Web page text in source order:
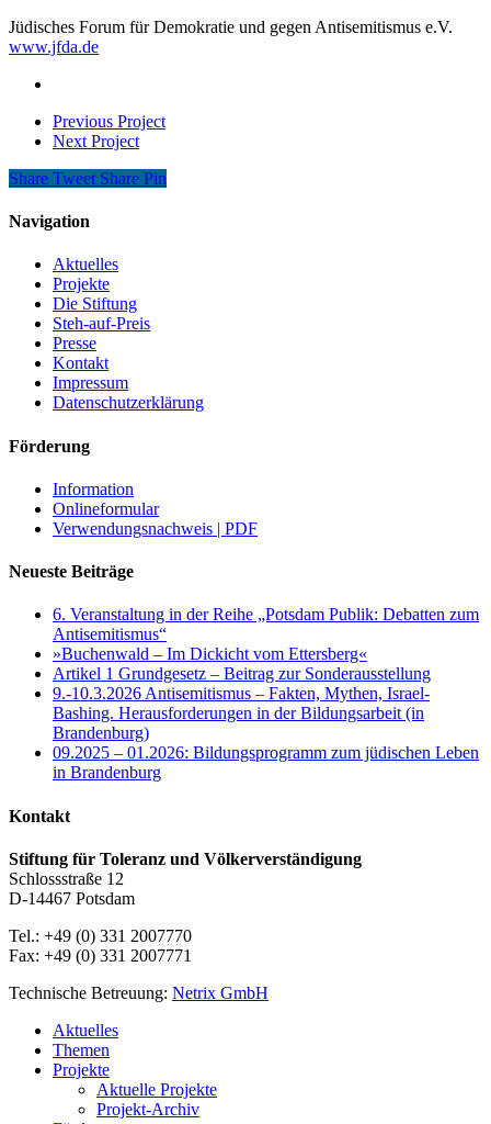
Jüdisches Forum für Demokratie und gegen Antisemitismus e.V.
www.jfda.de
Previous Project
Next Project
Share Tweet Share Pin
Navigation
Aktuelles
Projekte
Die Stiftung
Steh-auf-Preis
Presse
Kontakt
Impressum
Datenschutzerklärung
Förderung
Information
Onlineformular
Verwendungsnachweis | PDF
Neueste Beiträge
6. Veranstaltung in der Reihe „Potsdam Publik: Debatten zum
Antisemitismus“
»Buchenwald – Im Dickicht vom Ettersberg«
Artikel 1 Grundgesetz – Beitrag zur Sonderausstellung
9.-10.3.2026 Antisemitismus – Fakten, Mythen, Israel-
Bashing. Herausforderungen in der Bildungsarbeit (in
Brandenburg)
09.2025 – 01.2026: Bildungsprogramm zum jüdischen Leben
in Brandenburg
Kontakt
Stiftung für Toleranz und Völkerverständigung
Schlossstraße 12
D-14467 Potsdam
Tel.: +49 (0) 331 2007770
Fax: +49 (0) 331 2007771
Technische Betreuung: Netrix GmbH
Close
Menu
Aktuelles
Themen
Projekte
Aktuelle Projekte
Projekt-Archiv